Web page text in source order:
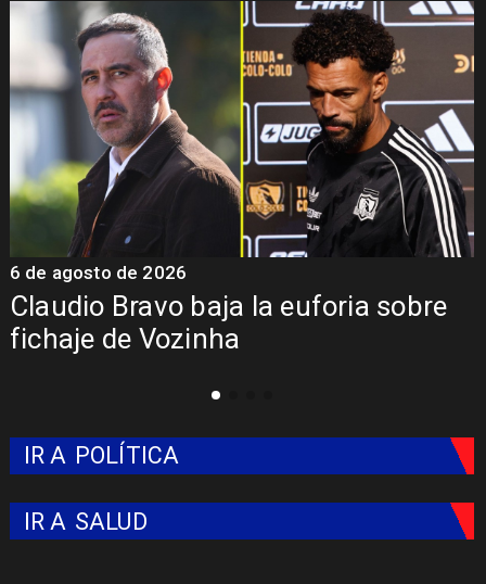
Claudio Bravo baja la euforia sobre
fichaje de Vozinha
6 de agosto de 2026
IR A POLÍTICA
IR A SALUD